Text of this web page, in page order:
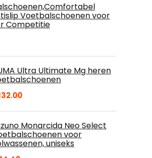
Voetbalschoenen voor
Competitie
Ultra Ultimate Mg heren
Monarcida Neo Select
voor
uniseks